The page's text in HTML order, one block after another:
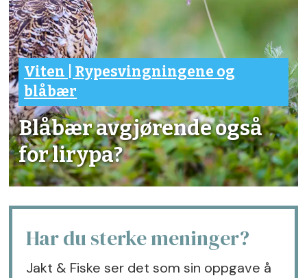
Viten | Rypesvingningene og
blåbær
Blåbær avgjørende også
for lirypa?
Har du sterke meninger?
Jakt & Fiske ser det som sin oppgave å